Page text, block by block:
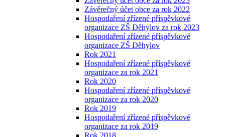
Závěrečný účet obce za rok 2022
Hospodaření zřízené příspěvkové
organizace ZŠ Děhylov za rok 2023
Hospodaření zřízené příspěvkové
organizace ZŠ Děhylov
Rok 2021
Hospodaření zřízené příspěvkové
organizace za rok 2021
Rok 2020
Hospodaření zřízené příspěvkové
organizace za rok 2020
Rok 2019
Hospodaření zřízené příspěvkové
organizace za rok 2019
Rok 2018